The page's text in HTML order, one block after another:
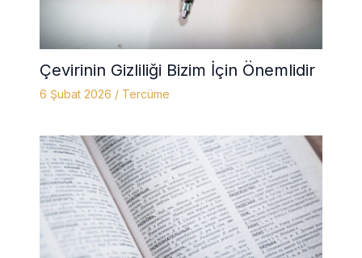
Çevirinin Gizliliği Bizim İçin Önemlidir
6 Şubat 2026 / Tercüme